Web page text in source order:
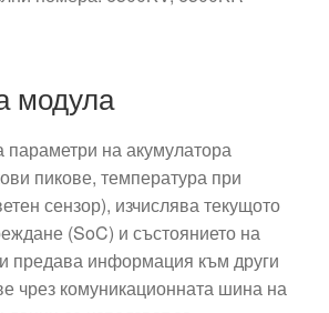
модула
на акумулатора
пикове, температура при
сензор), изчислява текущото
(SoC) и състоянието на
предава информация към други
чрез комуникационната шина на